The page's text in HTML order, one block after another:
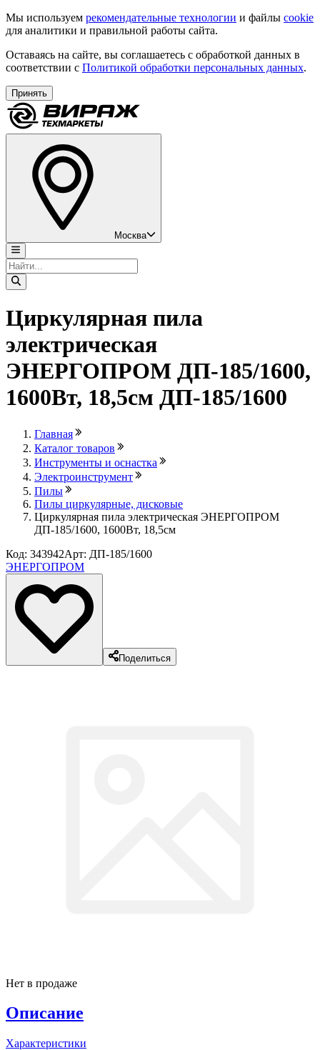
Мы используем рекомендательные технологии и файлы cookie
для аналитики и правильной работы сайта.
Оставаясь на сайте, вы соглашаетесь с обработкой данных в
соответствии с Политикой обработки персональных данных.
Принять
Москва
Циркулярная пила
электрическая
ЭНЕРГОПРОМ ДП-185/1600,
1600Вт, 18,5см ДП-185/1600
Главная
Каталог товаров
Инструменты и оснастка
Электроинструмент
Пилы
Пилы циркулярные, дисковые
Циркулярная пила электрическая ЭНЕРГОПРОМ
ДП-185/1600, 1600Вт, 18,5см
Код: 343942Арт: ДП-185/1600
ЭНЕРГОПРОМ
Поделиться
Нет в продаже
Описание
Характеристики